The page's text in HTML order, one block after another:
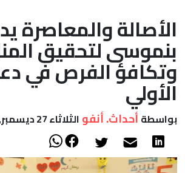
الصحراء
الأصالة والمعاصرة
بنموسى لتحقيق
وتكافؤ الفرص في
الأولي
بواسطة أحداث. أنفو الثلاثاء 27 ديسمبر, 2022 - 04:29